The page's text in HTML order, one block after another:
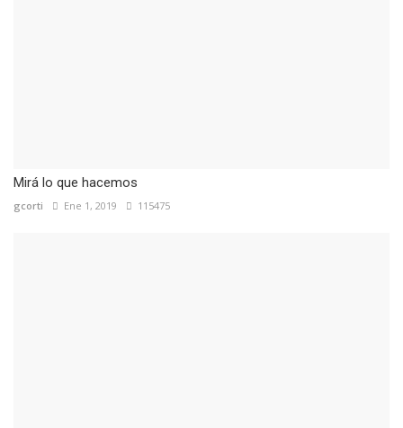
Mirá lo que hacemos
gcorti Ene 1, 2019 115475